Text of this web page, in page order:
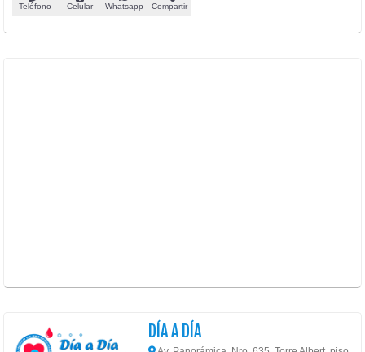
Teléfono Celular Whatsapp Compartir
DÍA A DÍA